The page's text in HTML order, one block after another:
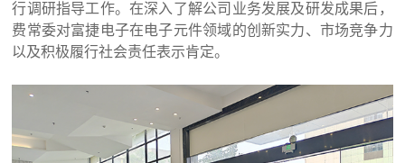
行调研指导工作。在深入了解公司业务发展及研发成果后，
费常委对富捷电子在电子元件领域的创新实力、市场竞争力
以及积极履行社会责任表示肯定。